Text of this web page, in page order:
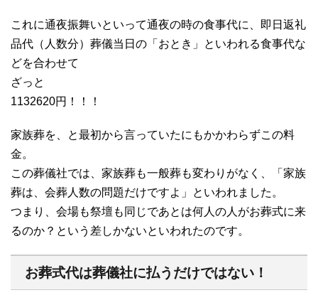
これに通夜振舞いといって通夜の時の食事代に、即日返礼
品代（人数分）葬儀当日の「おとき」といわれる食事代な
どを合わせて
ざっと
1132620円！！！
家族葬を、と最初から言っていたにもかかわらずこの料
金。
この葬儀社では、家族葬も一般葬も変わりがなく、「家族
葬は、会葬人数の問題だけですよ」といわれました。
つまり、会場も祭壇も同じであとは何人の人がお葬式に来
るのか？という差しかないといわれたのです。
お葬式代は葬儀社に払うだけではない！